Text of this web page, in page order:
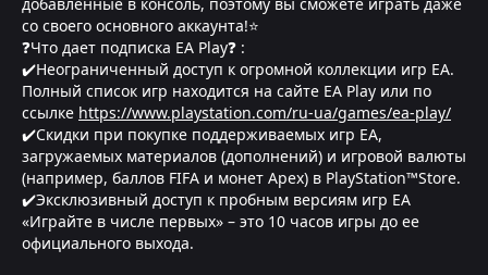
со своего основного аккаунта!⭐
❓Что дает подписка EA Play❓ :
✔️Неограниченный доступ к огромной коллекции игр EA.
Полный список игр находится на сайте EA Play или по
ссылке https://www.playstation.com/ru-ua/games/ea-play/
✔️Скидки при покупке поддерживаемых игр EA,
загружаемых материалов (дополнений) и игровой валюты
(например, баллов FIFA и монет Apex) в PlayStation™Store.
✔️Эксклюзивный доступ к пробным версиям игр EA
«Играйте в числе первых» – это 10 часов игры до ее
официального выхода.